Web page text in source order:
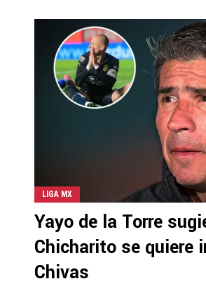
LIGA MX
Yayo de la Torre
Chicharito se quiere
Chivas